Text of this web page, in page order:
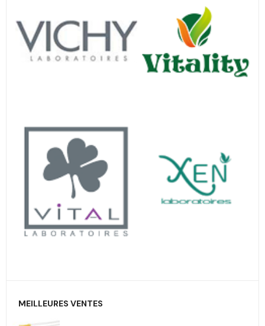
MEILLEURES VENTES